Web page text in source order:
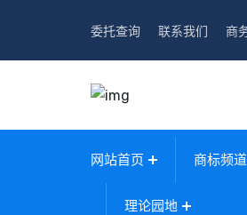
委托查询 联系我们 商
网站首页 商标频道
理论园地